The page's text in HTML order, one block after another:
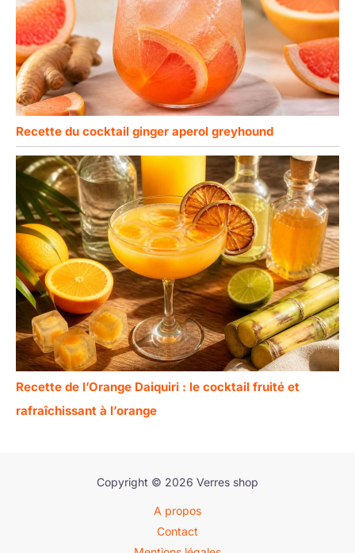
Recette du cocktail ginger aperol greyhound
Recette de l’Orange Daiquiri : le cocktail fruité et
rafraîchissant à l’orange
Copyright © 2026 Verres shop
A propos
Contact